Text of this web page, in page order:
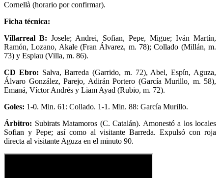
Cornellà (horario por confirmar).
Ficha técnica:
Villarreal B: Josele; Andrei, Sofian, Pepe, Migue; Iván Martín,
Ramón, Lozano, Akale (Fran Álvarez, m. 78); Collado (Millán, m.
73) y Espiau (Villa, m. 86).
CD Ebro: Salva, Barreda (Garrido, m. 72), Abel, Espín, Aguza,
Álvaro González, Parejo, Adirán Portero (García Murillo, m. 58),
Emaná, Víctor Andrés y Liam Ayad (Rubio, m. 72).
Goles: 1-0. Min. 61: Collado. 1-1. Min. 88: García Murillo.
Árbitro: Subirats Matamoros (C. Catalán). Amonestó a los locales
Sofian y Pepe; así como al visitante Barreda. Expulsó con roja
directa al visitante Aguza en el minuto 90.